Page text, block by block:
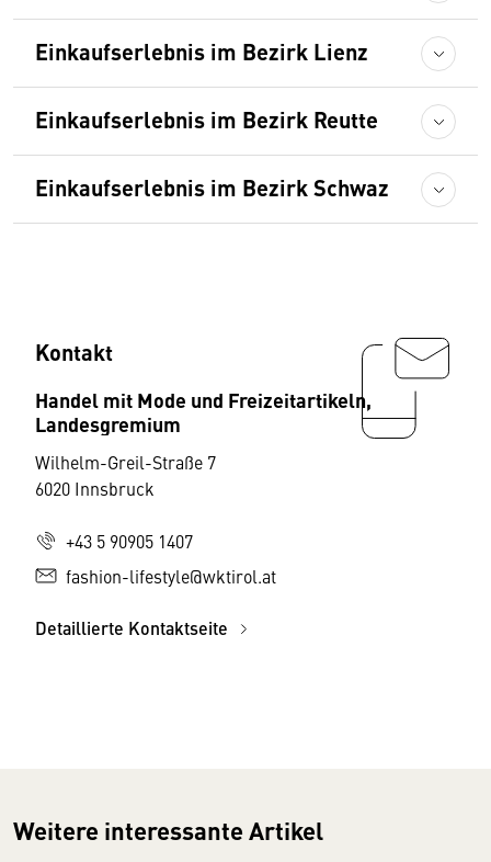
Einkaufserlebnis im Bezirk Lienz
Einkaufserlebnis im Bezirk Reutte
Einkaufserlebnis im Bezirk Schwaz
Kontakt
Handel mit Mode und Freizeitartikeln,
Landesgremium
Wilhelm-Greil-Straße 7
6020 Innsbruck
+43 5 90905 1407
fashion-lifestyle@wktirol.at
Detaillierte Kontaktseite
Weitere interessante Artikel